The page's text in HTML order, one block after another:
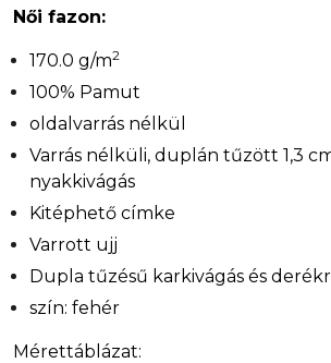
Női fazon:
170.0 g/m2
100% Pamut
oldalvarrás nélkül
Varrás nélküli, duplán tűzött 1,3
nyakkivágás
Kitéphető címke
Varrott ujj
Dupla tűzésű karkivágás és
szín: fehér
Mérettáblázat: